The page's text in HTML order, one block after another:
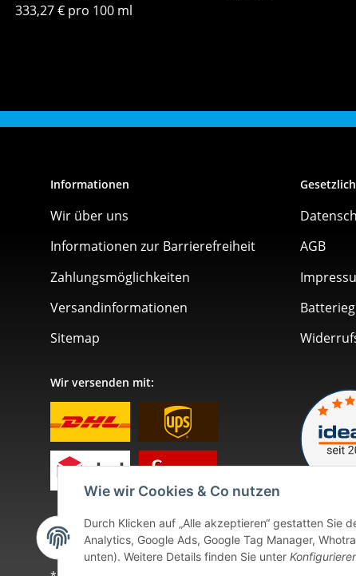
Wie wir Cookies & Co nutzen
Durch Klicken auf „Alle akzeptieren“ gestatten Sie
Analytics, Google Ads, Google Tag Manager,
unten). Weitere Details finden Sie unter
333,27 € pro 100 ml
Informationen
Wir über uns
Informationen zur Barrierefreiheit
Zahlungsmöglichkeiten
Versandinformationen
Sitemap
AGB
Wir versenden mit: